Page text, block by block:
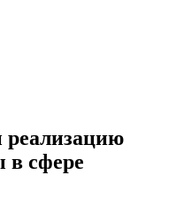
реализацию
в сфере